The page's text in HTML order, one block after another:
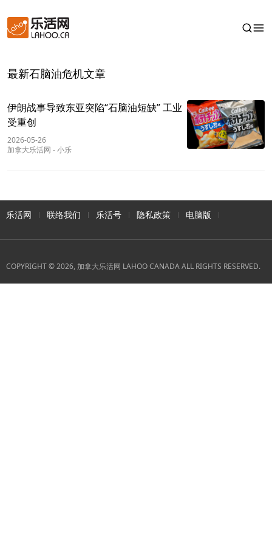
最新石脑油危机文章
伊朗战事导致东亚突陷“石脑油短缺” 工业
受重创
2026-05-26
加拿大乐活网 -小乐
乐活网 联络我们 乐活号 隐私政策 电脑版
COPYRIGHT © 2026, 加拿大乐活网 LAHOO CANADA ALL RIGHTS RESERVED.